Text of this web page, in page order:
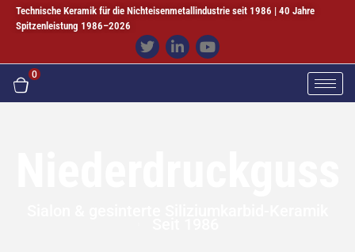
Technische Keramik für die Nichteisenmetallindustrie seit 1986 | 40 Jahre
Spitzenleistung 1986–2026
0